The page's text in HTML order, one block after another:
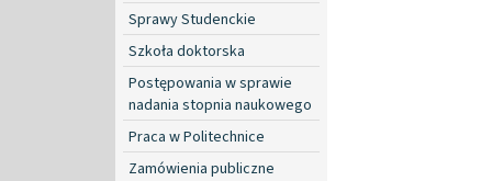
Sprawy Studenckie
Szkoła doktorska
Postępowania w sprawie
nadania stopnia naukowego
Praca w Politechnice
Zamówienia publiczne